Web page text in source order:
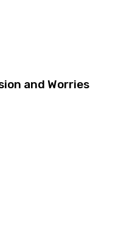
and Worries